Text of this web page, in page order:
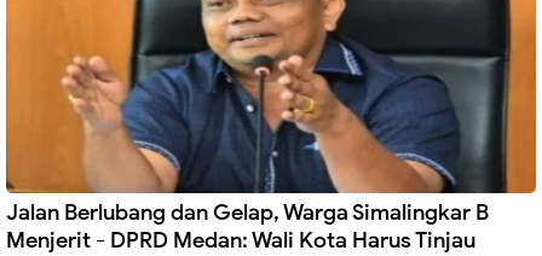
Jalan Berlubang dan Gelap, Warga Simalingkar B
Menjerit - DPRD Medan: Wali Kota Harus Tinjau